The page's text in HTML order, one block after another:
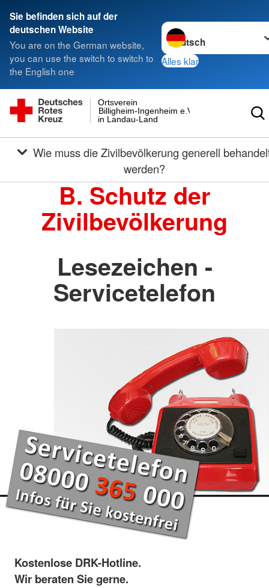
Sie befinden sich auf der
deutschen Website
You are on the German website,
you can use the switch to switch to
the English one
Sprache wechseln zu
Alles klar
in Landau-Land
Billigheim-Ingenheim e.V.
Ortsverein
Wie muss die Zivilbevölkerung generell behandelt
werden?
B. Schutz der
Zivilbevölkerung
Lesezeichen -
Servicetelefon
Kostenlose DRK-Hotline.
Wir beraten Sie gerne.